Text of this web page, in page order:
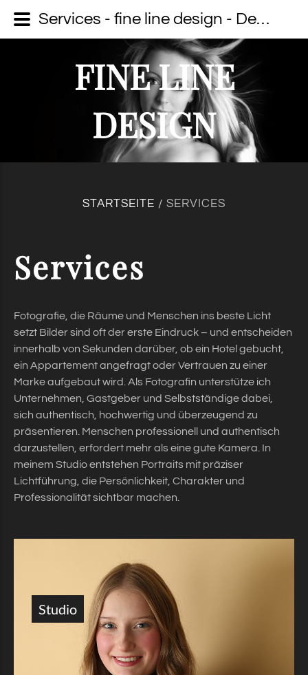
FINE LINE
DESIGN
STARTSEITE / SERVICES
Services
Fotografie, die Räume und Menschen ins beste Licht
setzt Bilder sind oft der erste Eindruck – und entscheiden
innerhalb von Sekunden darüber, ob ein Hotel gebucht,
ein Appartement angefragt oder Vertrauen zu einer
Marke aufgebaut wird. Als Fotografin unterstütze ich
Unternehmen, Gastgeber und Selbstständige dabei,
sich authentisch, hochwertig und überzeugend zu
präsentieren. Menschen professionell und authentisch
darzustellen, erfordert mehr als eine gute Kamera. In
meinem Studio entstehen Portraits mit präziser
Lichtführung, die Persönlichkeit, Charakter und
Professionalität sichtbar machen.
Studio
Services - fine line design - Dein Fotograf auf Usedom